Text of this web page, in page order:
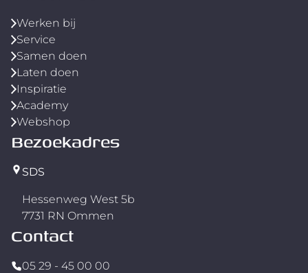
Werken bij
Service
Samen doen
Laten doen
Inspiratie
Academy
Webshop
Bezoekadres
SDS
Hessenweg West 5b
7731 RN Ommen
Contact
05 29 - 45 00 00